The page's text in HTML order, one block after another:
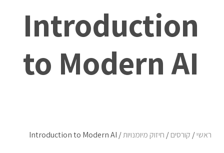
Introduction
to Modern AI
ראשי/ קורסים/ חיזוק מיומנויות/
Introduction to Modern AI